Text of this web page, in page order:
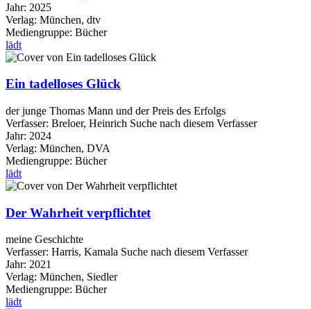
Jahr: 2025
Verlag: München, dtv
Mediengruppe: Bücher
lädt
Ein tadelloses Glück
der junge Thomas Mann und der Preis des Erfolgs
Verfasser: Breloer, Heinrich Suche nach diesem Verfasser
Jahr: 2024
Verlag: München, DVA
Mediengruppe: Bücher
lädt
Der Wahrheit verpflichtet
meine Geschichte
Verfasser: Harris, Kamala Suche nach diesem Verfasser
Jahr: 2021
Verlag: München, Siedler
Mediengruppe: Bücher
lädt